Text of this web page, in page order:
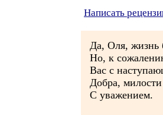
Написать
Да, Оля, жизнь
Но, к
Вас с
Добра,
С уважением.